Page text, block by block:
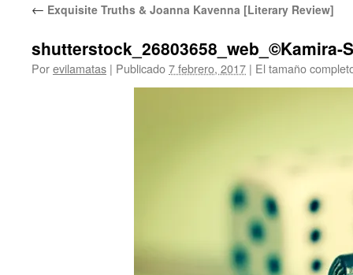
← Exquisite Truths & Joanna Kavenna [Literary Review]
shutterstock_26803658_web_©Kamira-
Porevilamatas | Publicado7 febrero, 2017 | El tamaño